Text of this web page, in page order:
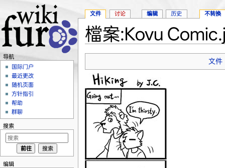
檔案:Kovu
文件
文件 讨论 编辑 历史 不转换
导航
国际门户
最近更改
随机页面
方针指引
帮助
群聊
搜索
编辑